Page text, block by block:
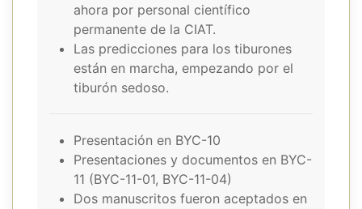
ahora por personal científico
permanente de la CIAT.
Las predicciones para los tiburones
están en marcha, empezando por el
tiburón sedoso.
Presentación en BYC-10
Presentaciones y documentos en BYC-
11 (BYC-11-01, BYC-11-04)
Dos manuscritos fueron aceptados en